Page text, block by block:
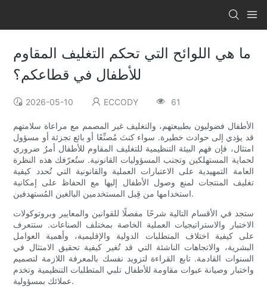
ما هي اللوائح التي تحكم التغليف المقاوم
للأطفال في قطاعكم؟
2026-05-10 ECCODY 61
الأطفال فضوليون بطبيعتهم، والتغليف غير المصمم مع مراعاة سلامتهم
قد يؤدي إلى حوادث خطيرة. سواء كنتَ مُصنِّعًا أو بائع تجزئة أو مسؤول
امتثال، فإن فهم البيئة التنظيمية للتغليف المقاوم للأطفال أمرٌ ضروري
لحماية المستهلكين وتجنب المسؤوليات القانونية. ستُعرّفك هذه النظرة
العامة التمهيدية على الاعتبارات العملية والقانونية التي تُحدد كيفية
تغليف المنتجات لمنع وصول الأطفال إليها مع الحفاظ على إمكانية
استخدامها من قِبل المستخدمين البالغين المُستهدفين.
ستجد في الأقسام التالية شرحًا مفصلًا للقوانين والمعايير وبروتوكولات
الاختبار والاستراتيجيات العملية الخاصة بمختلف الصناعات. ستتعرف
على كيفية اختلاف المتطلبات الدولية والإقليمية، وأهمية العوامل
البشرية، والاتجاهات الناشئة التي قد تُغير كيفية تحقيق الامتثال في
السنوات القادمة. تابع القراءة لتزويد نفسك بالمعرفة اللازمة لتصميم
واختبار وصيانة عبوات مقاومة للأطفال تلبي المتطلبات التنظيمية وتخدم
عملائك بمسؤولية.